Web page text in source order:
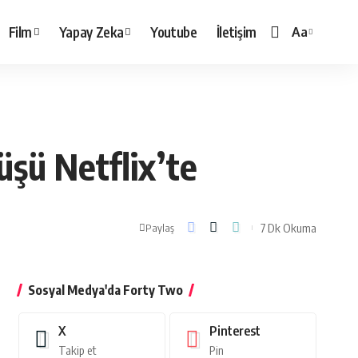
Film Yapay Zeka Youtube İletişim
Yazı
Aa
Netflix’te
Paylaş 7 Dk Okuma
Sosyal Medya'da Forty Two
X
Takip et
Pinterest
Pin